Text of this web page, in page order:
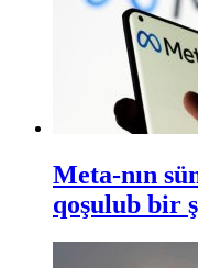
Meta-nın
qoşulub bir